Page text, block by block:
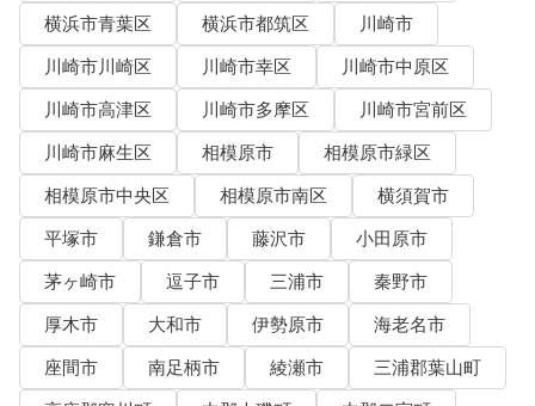
横浜市青葉区
横浜市都筑区
川崎市
川崎市川崎区
川崎市幸区
川崎市中原区
川崎市高津区
川崎市多摩区
川崎市宮前区
川崎市麻生区
相模原市
相模原市緑区
相模原市中央区
相模原市南区
横須賀市
平塚市
鎌倉市 藤沢市
小田原市
茅ヶ崎市
逗子市 三浦市
秦野市
厚木市
大和市 伊勢原市
海老名市
座間市
南足柄市 綾瀬市
三浦郡葉山町